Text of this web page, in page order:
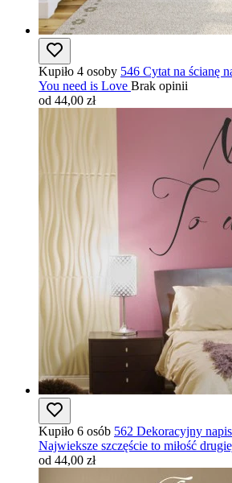
Kupiło 4 osoby 546 Cytat na ścianę
You need is Love Brak opinii
od 44,00 zł
Kupiło 6 osób 562 Dekoracyjny
Najwieksze szczęście to miłość
od 44,00 zł